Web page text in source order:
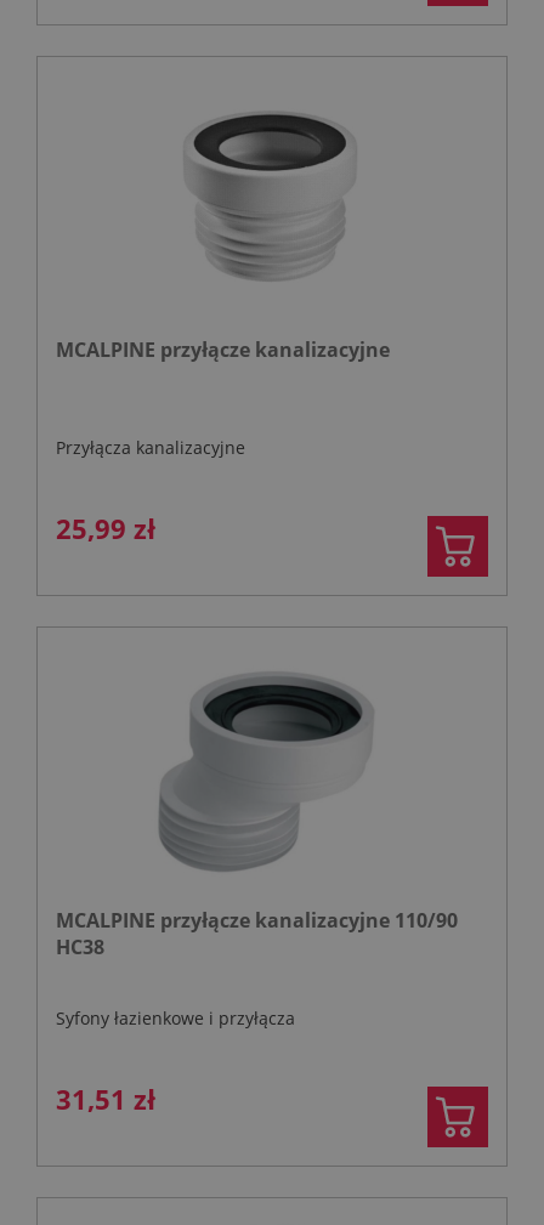
MCALPINE przyłącze kanalizacyjne
Przyłącza kanalizacyjne
25,99 zł
MCALPINE przyłącze kanalizacyjne 110/90
HC38
Syfony łazienkowe i przyłącza
31,51 zł